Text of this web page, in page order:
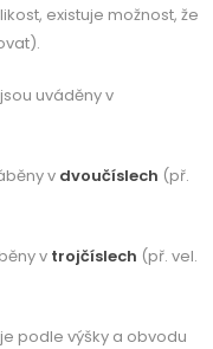
existuje možnost, že
uváděny v
v dvoučíslech (př.
v trojčíslech (př. vel.
podle výšky a obvodu